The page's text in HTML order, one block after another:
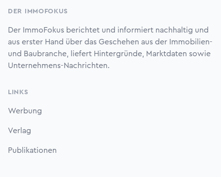
DER IMMOFOKUS
Der ImmoFokus berichtet und informiert nachhaltig und
aus erster Hand über das Geschehen aus der Immobilien-
und Baubranche, liefert Hintergründe, Marktdaten sowie
Unternehmens-Nachrichten.
LINKS
Werbung
Verlag
Publikationen